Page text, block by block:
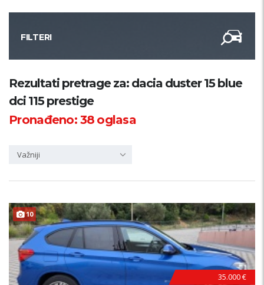
FILTERI
Kategorija
Županija
Rezultati pretrage za: dacia duster 15 blue
dci 115 prestige
Pronađeno:38oglasa
Važniji
10 TOP STANJE !
35.000 €